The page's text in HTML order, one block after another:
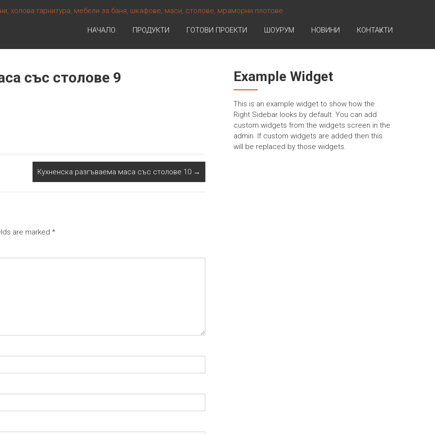
НАЧАЛО ПРОДУКТИ ГОТОВИ ПРОЕКТИ ШОУРУМ НОВИНИ КОНТАКТИ
със столове 9
Кухненска разгъваема маса със столове 10 →
are marked *
Example Widget
This is an example widget to show how the
Right Sidebar looks by default. You can add
custom widgets from the widgets screen in the
admin. If custom widgets are added then this
will be replaced by those widgets.